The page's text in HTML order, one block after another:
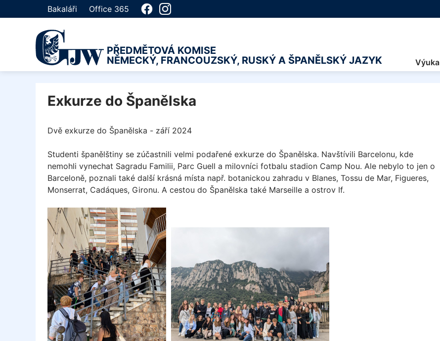
Bakaláři
Office 365
PŘEDMĚTOVÁ KOMISE
NĚMECKÝ, FRANCOUZSKÝ, RUSKÝ A ŠPANĚLSKÝ JAZYK
Výuka
Exkurze do Španělska
Dvě exkurze do Španělska - září 2024
Studenti španělštiny se zúčastnili velmi podařené exkurze do Španělska. Navštívili Barcelonu, kde
nemohli vynechat Sagradu Familii, Parc Guell a milovníci fotbalu stadion Camp Nou. Ale nebylo to jen o
Barceloně, poznali také další krásná místa např. botanickou zahradu v Blanes, Tossu de Mar, Figueres,
Monserrat, Cadáques, Gironu. A cestou do Španělska také Marseille a ostrov If.